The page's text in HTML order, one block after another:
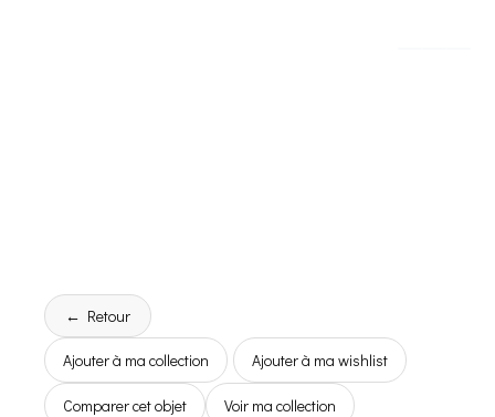
← Retour
Ajouter à ma collection Ajouter à ma wishlist
Comparer cet objet Voir ma collection